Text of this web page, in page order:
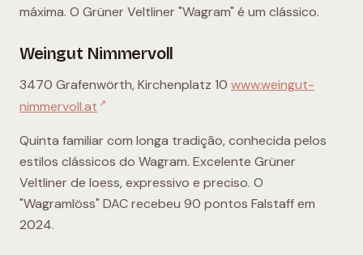
máxima. O Grüner Veltliner "Wagram" é um clássico.
Weingut Nimmervoll
3470 Grafenwörth, Kirchenplatz 10 www.weingut-
nimmervoll.at ↗
Quinta familiar com longa tradição, conhecida pelos
estilos clássicos do Wagram. Excelente Grüner
Veltliner de loess, expressivo e preciso. O
"Wagramlöss" DAC recebeu 90 pontos Falstaff em
2024.